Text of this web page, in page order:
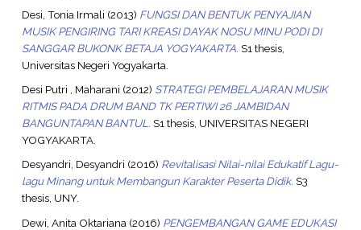
Desi, Tonia Irmali (2013) FUNGSI DAN BENTUK PENYAJIAN
MUSIK PENGIRING TARI KREASI DAYAK NOSU MINU PODI DI
SANGGAR BUKONK BETAJA YOGYAKARTA. S1 thesis,
Universitas Negeri Yogyakarta.
Desi Putri , Maharani (2012) STRATEGI PEMBELAJARAN MUSIK
RITMIS PADA DRUM BAND TK PERTIWI 26 JAMBIDAN
BANGUNTAPAN BANTUL. S1 thesis, UNIVERSITAS NEGERI
YOGYAKARTA.
Desyandri, Desyandri (2016) Revitalisasi Nilai-nilai Edukatif Lagu-
lagu Minang untuk Membangun Karakter Peserta Didik. S3
thesis, UNY.
Dewi, Anita Oktariana (2016) PENGEMBANGAN GAME EDUKASI